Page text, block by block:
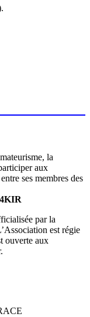
la
aux
ses membres des
par la
est régie
ouverte aux